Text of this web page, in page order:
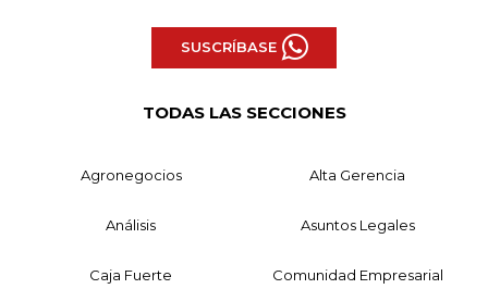
SUSCRÍBASE
TODAS LAS SECCIONES
Agronegocios Alta Gerencia
Análisis Asuntos Legales
Caja Fuerte Comunidad Empresarial